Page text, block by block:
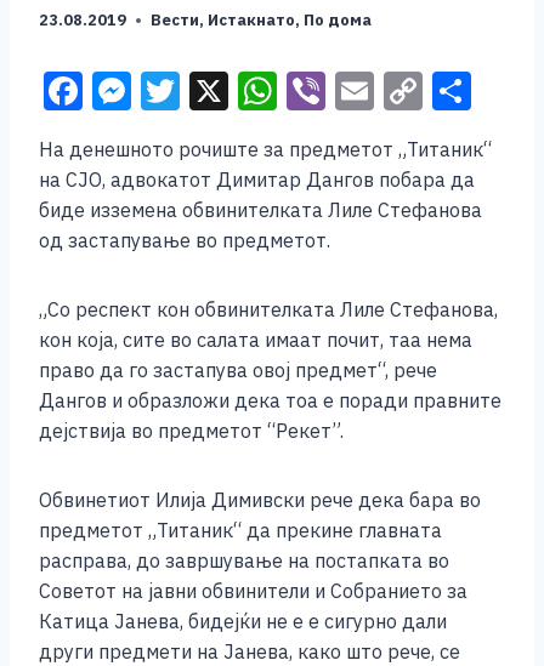
23.08.2019 Вести, Истакнато, По дома
F
c
e
b
o
k
M
ss
e
n
er
T
tt
er
X W
at
s
A
p
Vi
er
E
ai
l
C
p
y
k
h
ar
e
На денешното рочиште за предметот „Титаник“
на СЈО, адвокатот Димитар Дангов побара да
биде изземена обвинителката Лиле Стефанова
од застапување во предметот.
„Со респект кон обвинителката Лиле Стефанова,
кон која, сите во салата имаат почит, таа нема
право да го застапува овој предмет“, рече
Дангов и образложи дека тоа е поради правните
дејствија во предметот “Рекет”.
Обвинетиот Илија Димивски рече дека бара во
предметот „Титаник“ да прекине главната
расправа, до завршување на постапката во
Советот на јавни обвинители и Собранието за
Катица Јанева, бидејќи не е е сигурно дали
други предмети на Јанева, како што рече, се